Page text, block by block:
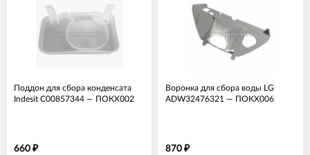
Поддон для сбора конденсата
Indesit C00857344 — ПОКХ002
660 ₽
Воронка для сбора воды LG
ADW32476321 — ПОКХ006
870 ₽